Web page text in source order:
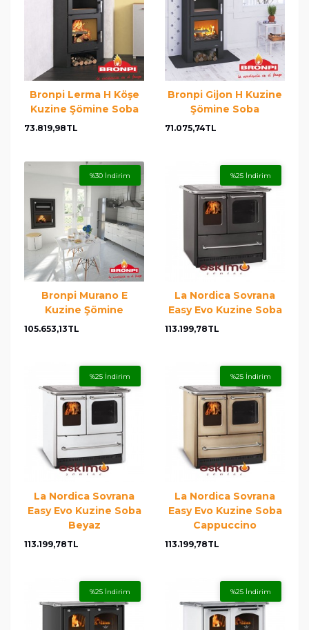
Bronpi Lerma H Köşe
Kuzine Şömine Soba
73.819,98TL
Bronpi Gijon H Kuzine
Şömine Soba
71.075,74TL
%30 İndirim
Bronpi Murano E
Kuzine Şömine
105.653,13TL
%25 İndirim
La Nordica Sovrana
Easy Evo Kuzine Soba
113.199,78TL
%25 İndirim
La Nordica Sovrana
Easy Evo Kuzine Soba
Beyaz
113.199,78TL
%25 İndirim
La Nordica Sovrana
Easy Evo Kuzine Soba
Cappuccino
113.199,78TL
%25 İndirim %25 İndirim